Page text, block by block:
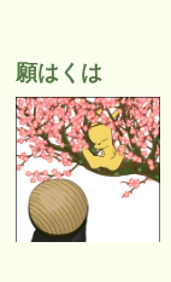
願はくは